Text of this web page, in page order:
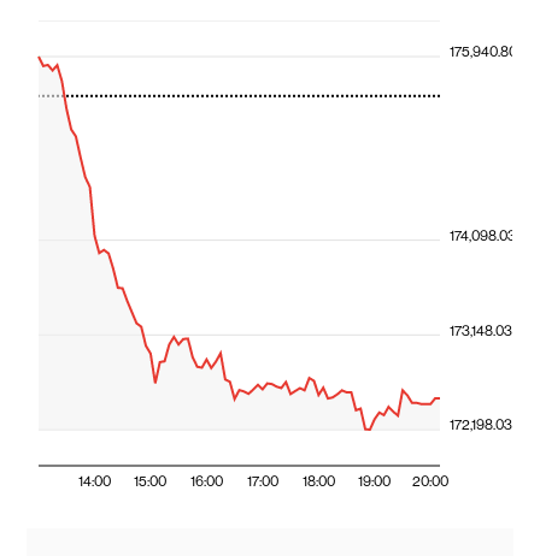
14:00 15:00 16:00 17:00 18:00 19:00 20:00
172,198.03
173,148.03
174,098.03
175,940.80